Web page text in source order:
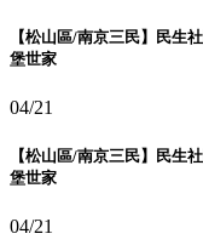
【松山區/南京三民】民生
堡世家
04/21
【松山區/南京三民】民生
堡世家
04/21